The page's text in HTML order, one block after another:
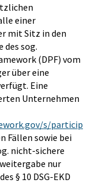
einer
mit Sitz in den
des sog.
(DPF) vom
über eine
Eine
Unternehmen
s/particip
Fällen sowie bei
nicht-sichere
nur
§ 10 DSG-EKD